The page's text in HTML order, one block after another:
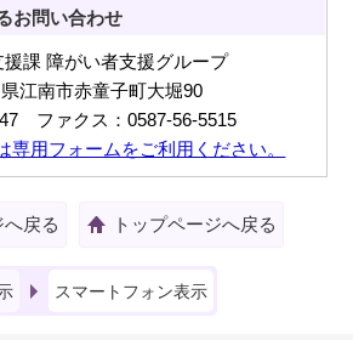
お問い合わせ
課 障がい者支援グループ
江南市赤童子町大堀90
ファクス：0587-56-5515
専用フォームをご利用ください。
戻る トップページへ戻る
スマートフォン表示